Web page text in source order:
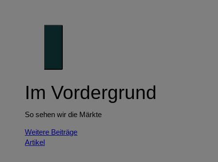
Im Vordergrund
So sehen wir die Märkte
Weitere Beiträge
Artikel